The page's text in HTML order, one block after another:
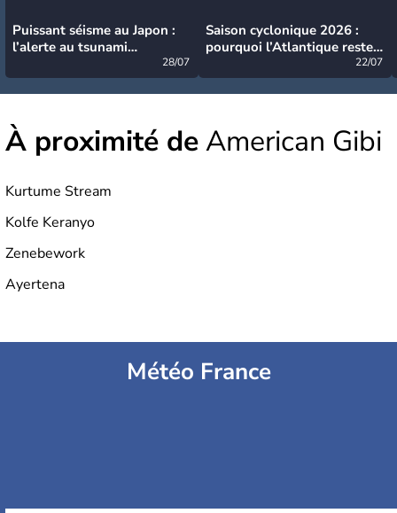
Puissant séisme au Japon :
l’alerte au tsunami
28/07
Saison cyclonique 2026 :
pourquoi l’Atlantique reste
22/07
À proximité deAmerican Gibi
Kurtume Stream
Kolfe Keranyo
Zenebework
Ayertena
Météo France